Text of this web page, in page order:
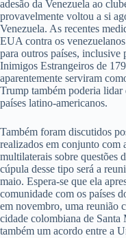
adesão da Venezuela ao
provavelmente voltou a si
Venezuela. As recentes
EUA contra os
para outros países, inclusive
Inimigos Estrangeiros de
aparentemente serviram
Trump também poderia lidar
países latino-americanos.
Também foram discutidos
realizados em conjunto
multilaterais sobre questões
cúpula desse tipo será a
maio. Espera-se que ela
comunidade com os países
em novembro, uma reunião
cidade colombiana de Santa
também um acordo entre a